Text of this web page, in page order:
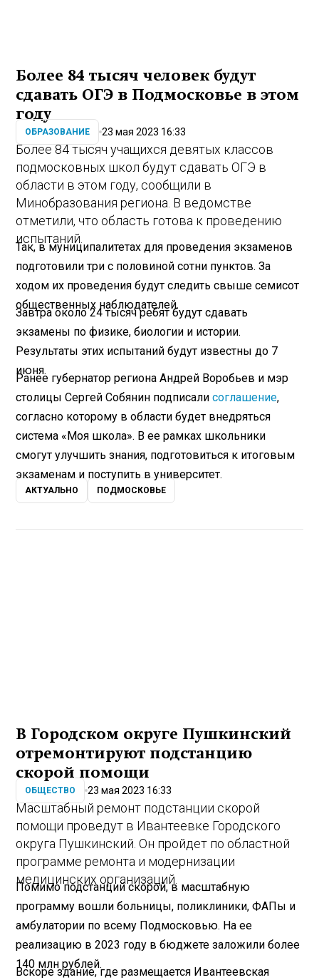
Более 84 тысяч человек будут
сдавать ОГЭ в Подмосковье в этом
году
ОБРАЗОВАНИЕ 23 мая 2023 16:33
Более 84 тысяч учащихся девятых классов
подмосковных школ будут сдавать ОГЭ в
области в этом году, сообщили в
Минобразования региона. В ведомстве
отметили, что область готова к проведению
испытаний.
Так, в муниципалитетах для проведения экзаменов
подготовили три с половиной сотни пунктов. За
ходом их проведения будут следить свыше семисот
общественных наблюдателей.
Завтра около 24 тысяч ребят будут сдавать
экзамены по физике, биологии и истории.
Результаты этих испытаний будут известны до 7
июня.
Ранее губернатор региона Андрей Воробьев и мэр
столицы Сергей Собянин подписалисоглашение,
согласно которому в области будет внедряться
система «Моя школа». В ее рамках школьники
смогут улучшить знания, подготовиться к итоговым
экзаменам и поступить в университет.
АКТУАЛЬНО ПОДМОСКОВЬЕ
В Городском округе Пушкинский
отремонтируют подстанцию
скорой помощи
ОБЩЕСТВО 23 мая 2023 16:33
Масштабный ремонт подстанции скорой
помощи проведут в Ивантеевке Городского
округа Пушкинский. Он пройдет по областной
программе ремонта и модернизации
медицинских организаций.
Помимо подстанций скорой, в масштабную
программу вошли больницы, поликлиники, ФАПы и
амбулатории по всему Подмосковью. На ее
реализацию в 2023 году в бюджете заложили более
140 млн рублей.
Вскоре здание, где размещается Ивантеевская